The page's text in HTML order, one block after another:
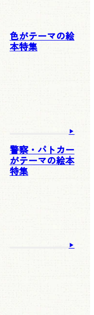
色がテーマの絵
本特集
警察・パトカー
がテーマの絵本
特集